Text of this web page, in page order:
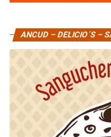
ANCUD – DELICIO´S –